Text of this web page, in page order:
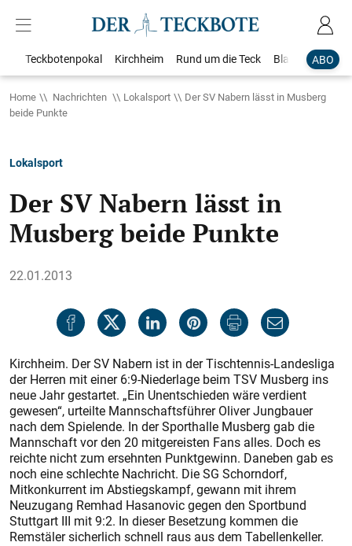
ABO
Teckbotenpokal Kirchheim Rund um die Teck Blaulicht
Home Nachrichten Lokalsport
Der SV Nabern lässt in Musberg
beide Punkte
Lokalsport
Der SV Nabern lässt in
Musberg beide Punkte
22.01.2013
Kirchheim. Der SV Nabern ist in der Tischtennis-Landesliga
der Herren mit einer 6:9-Niederlage beim TSV Musberg ins
neue Jahr gestartet. „Ein Unentschieden wäre verdient
gewesen“, urteilte Mannschaftsführer Oliver Jungbauer
nach dem Spielende. In der Sporthalle Musberg gab die
Mannschaft vor den 20 mitgereisten Fans alles. Doch es
reichte nicht zum ersehnten Punktgewinn. Daneben gab es
noch eine schlechte Nachricht. Die SG Schorndorf,
Mitkonkurrent im Abstiegskampf, gewann mit ihrem
Neuzugang Remhad Hasanovic gegen den Sportbund
Stuttgart III mit 9:2. In dieser Besetzung kommen die
Remstäler sicherlich schnell raus aus dem Tabellenkeller.